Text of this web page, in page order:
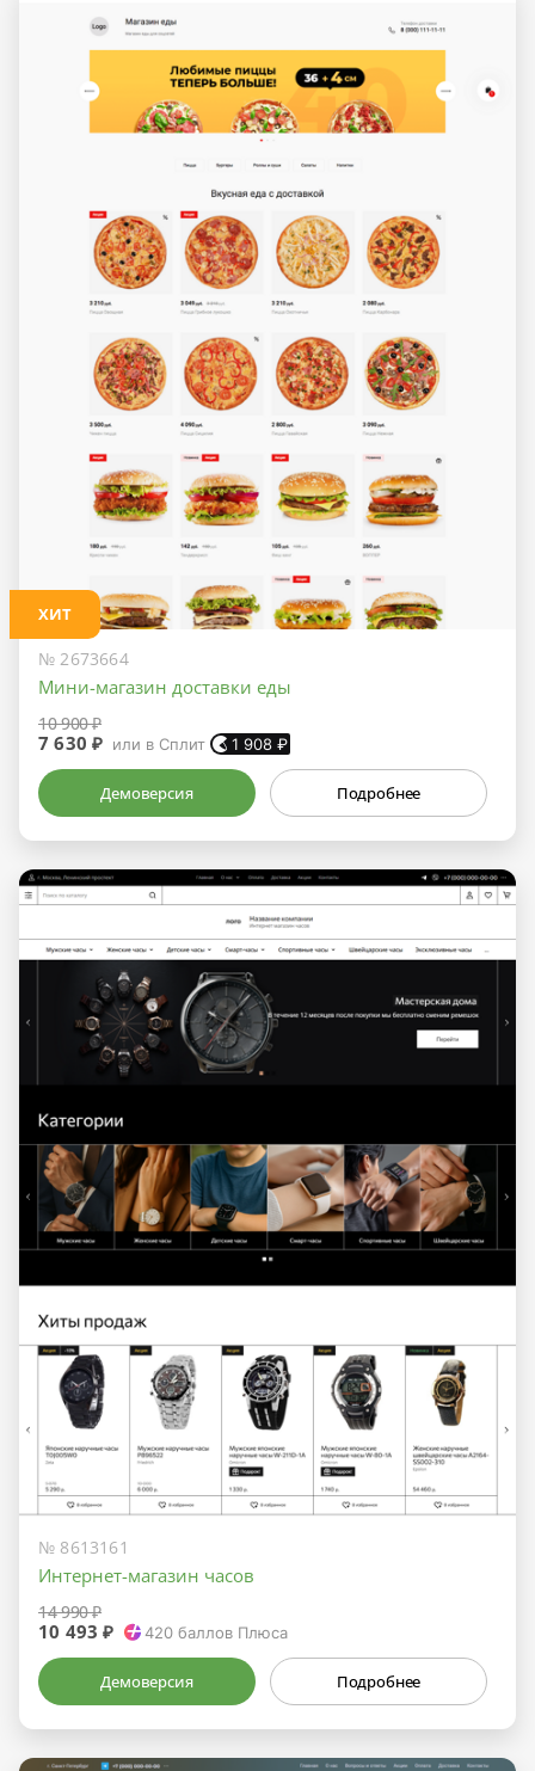
ХИТ
№ 2673664
Мини-магазин доставки еды
10 900 ₽
7 630 ₽ или в Сплит 1 908 ₽
Демоверсия Подробнее
№ 8613161
Интернет-магазин часов
14 990 ₽
10 493 ₽ 420баллов Плюса
Демоверсия Подробнее